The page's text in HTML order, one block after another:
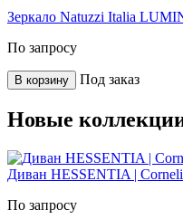
Зеркало Natuzzi Italia
По запросу
В корзину Под заказ
Новые
Диван HESSENTIA |
По запросу